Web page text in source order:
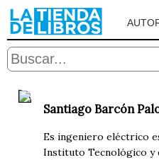
Santiago Barcón
Es ingeniero eléctrico
Instituto Tecnológico y